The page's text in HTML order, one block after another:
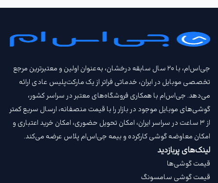
جی‌اس‌ام، با ۲۰ سال سابقه درخشان، به‌عنوان اولین و معتبرترین مرجع
تخصصی موبایل در ایران، خدماتی فراتر از یک مارکت‌پلیس عادی ارائه
می‌دهد. جی‌اس‌ام با همکاری فروشگاه‌های معتبر در سراسر کشور،
گوشی‌های موبایل موجود در بازار را با قیمت‌ منصفانه، ارسال سریع کمتر
از ۳ ساعت در سراسر ایران، امکان تحویل حضوری، امکان خرید اعتباری و
امکان معاوضه گوشی کارکرده و بیمه جی‌اس‌ام‌ پلاس عرضه می‌کند.
لینک‌های پربازدید
قیمت گوشی‌ها
قیمت گوشی سامسونگ